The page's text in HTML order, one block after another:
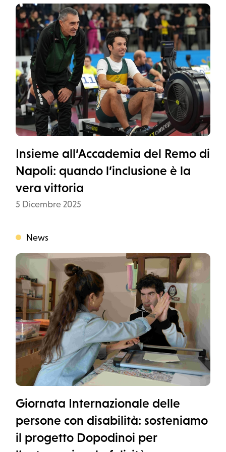
Insieme all’Accademia del Remo di
Napoli: quando l’inclusione è la
vera vittoria
Data
5 Dicembre 2025
Categoria
News
Giornata Internazionale delle
persone con disabilità: sosteniamo
il progetto Dopodinoi per